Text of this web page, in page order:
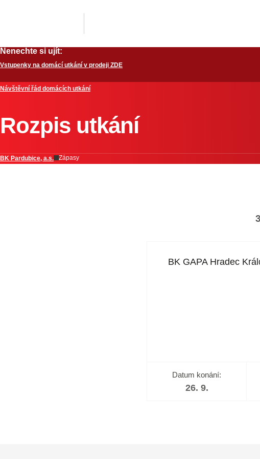
Nenechte si ujít:
Vstupenky na domácí utkání v prodeji ZDE
Návštěvní řád domácích utkání
Rozpis utkání
BK Pardubice, a.s. Zápasy
BK GAPA Hradec
Datum konání:
26. 9.